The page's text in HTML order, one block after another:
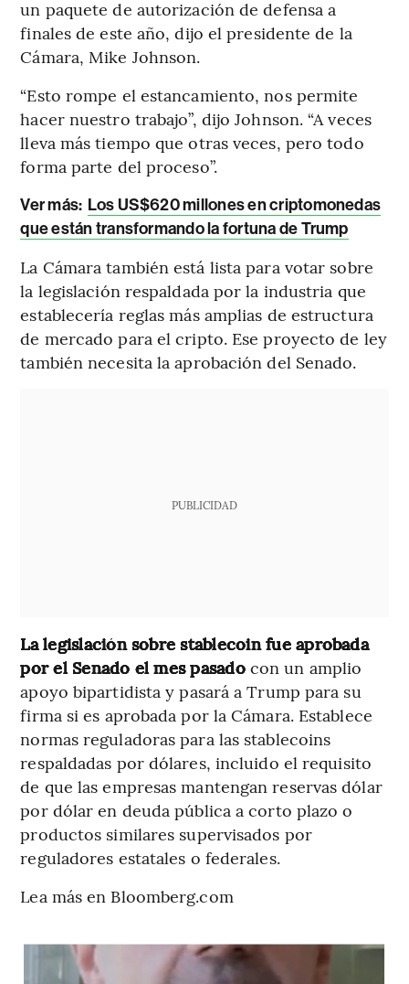
un paquete de autorización de defensa a
finales de este año, dijo el presidente de la
Cámara, Mike Johnson.
“Esto rompe el estancamiento, nos permite
hacer nuestro trabajo”, dijo Johnson. “A veces
lleva más tiempo que otras veces, pero todo
forma parte del proceso”.
Ver más: Los US$620 millones en criptomonedas
que están transformando la fortuna de Trump
La Cámara también está lista para votar sobre
la legislación respaldada por la industria que
establecería reglas más amplias de estructura
de mercado para el cripto. Ese proyecto de ley
también necesita la aprobación del Senado.
PUBLICIDAD
La legislación sobre stablecoin fue aprobada
por el Senado el mes pasadocon un amplio
apoyo bipartidista y pasará a Trump para su
firma si es aprobada por la Cámara. Establece
normas reguladoras para las stablecoins
respaldadas por dólares, incluido el requisito
de que las empresas mantengan reservas dólar
por dólar en deuda pública a corto plazo o
productos similares supervisados por
reguladores estatales o federales.
Lea más en Bloomberg.com